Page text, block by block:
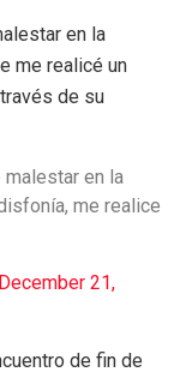
en la
me realicé un
de su
en la
me realice
December 21,
de fin de